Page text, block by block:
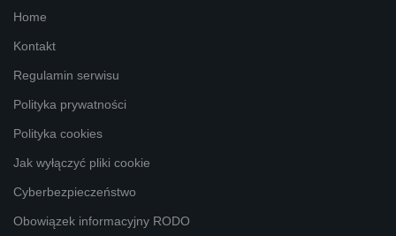
Home
Kontakt
Regulamin serwisu
Polityka prywatności
Polityka cookies
Jak wyłączyć pliki cookie
Cyberbezpieczeństwo
Obowiązek informacyjny RODO